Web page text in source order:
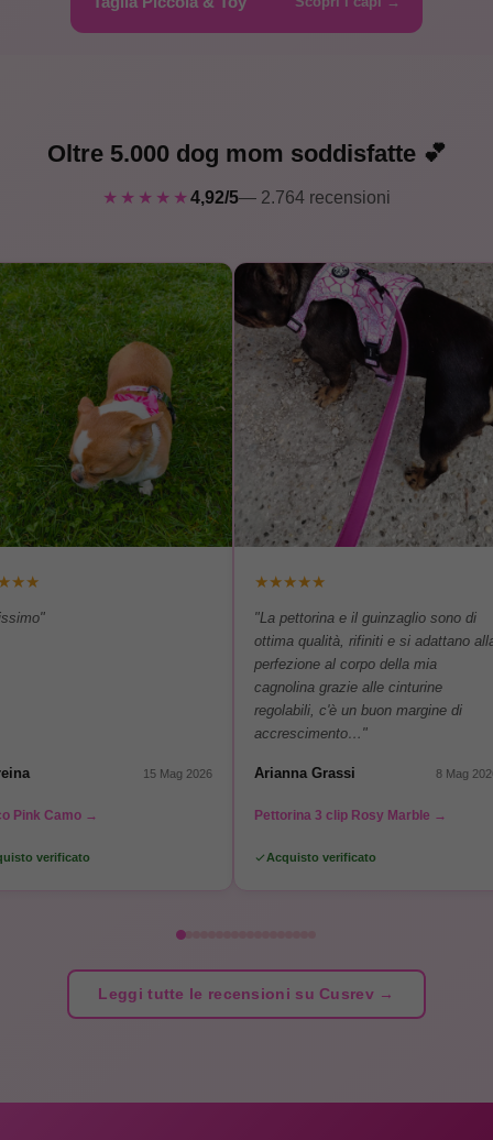
Oltre 5.000 dog mom soddisfatte 💕
★★★★★4,92/5— 2.764 recensioni
★★
15 Mag 2026
Pink Camo →
verificato
★★★★★
"La pettorina e il guinzaglio sono di
ottima qualità, rifiniti e si adattano
perfezione al corpo della mia
cagnolina grazie alle cinturine
regolabili, c'è un buon margine di
accrescimento…"
Arianna Grassi 8 Mag
Pettorina 3 clip Rosy Marble →
Acquisto verificato
Leggi tutte le recensioni su Cusrev →